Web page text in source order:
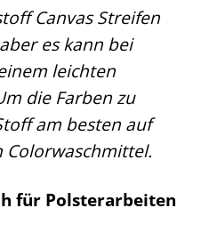
Canvas Streifen
es kann bei
leichten
die Farben zu
am besten auf
für Polsterarbeiten